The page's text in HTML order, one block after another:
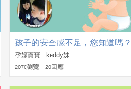
孩子的安全感不足，您知道嗎？
孕婦寶寶 keddy妹
2070瀏覽 20回應